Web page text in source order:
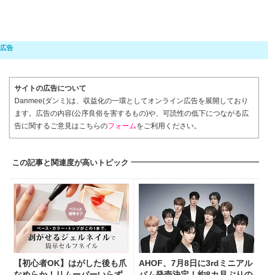
サイトの広告について
Danmee(ダンミ)は、収益化の一環としてオンライン広告を展開しており
ます。広告の内容(公序良俗を害するもの)や、可読性の低下につながる広
告に関するご意見はこちらのフォームをご利用ください。
この記事と関連度が高いトピック
【初心者OK】はがした後も爪
AHOF、7月8日に3rdミニアル